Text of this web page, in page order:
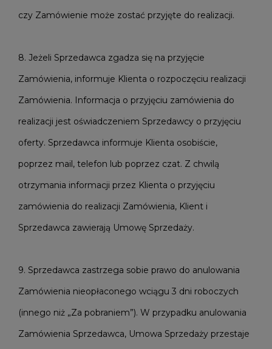
czy Zamówienie może zostać przyjęte do realizacji.
8. Jeżeli Sprzedawca zgadza się na przyjęcie
Zamówienia, informuje Klienta o rozpoczęciu realizacji
Zamówienia. Informacja o przyjęciu zamówienia do
realizacji jest oświadczeniem Sprzedawcy o przyjęciu
oferty. Sprzedawca informuje Klienta osobiście,
poprzez mail, telefon lub poprzez czat. Z chwilą
otrzymania informacji przez Klienta o przyjęciu
zamówienia do realizacji Zamówienia, Klient i
Sprzedawca zawierają Umowę Sprzedaży.
9. Sprzedawca zastrzega sobie prawo do anulowania
Zamówienia nieopłaconego wciągu 3 dni roboczych
(innego niż „Za pobraniem”). W przypadku anulowania
Zamówienia Sprzedawca, Umowa Sprzedaży przestaje